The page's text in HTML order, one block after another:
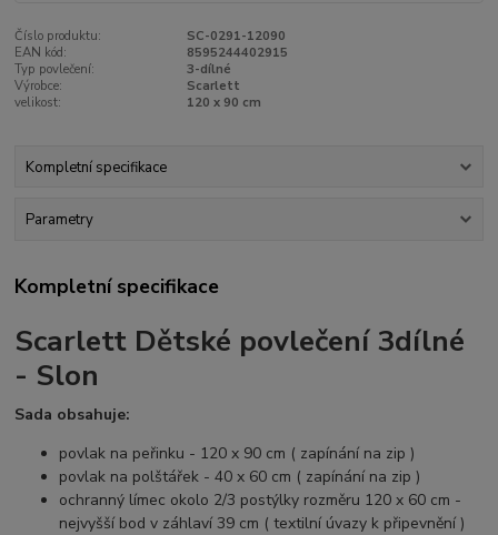
Číslo produktu:
SC-0291-12090
EAN kód:
8595244402915
Typ povlečení:
3-dílné
Výrobce:
Scarlett
velikost:
120 x 90 cm
Kompletní specifikace
Parametry
Kompletní specifikace
Scarlett Dětské povlečení 3dílné
- Slon
Sada obsahuje:
povlak na peřinku - 120 x 90 cm ( zapínání na zip )
povlak na polštářek - 40 x 60 cm ( zapínání na zip )
ochranný límec okolo 2/3 postýlky rozměru 120 x 60 cm -
nejvyšší bod v záhlaví 39 cm ( textilní úvazy k připevnění )